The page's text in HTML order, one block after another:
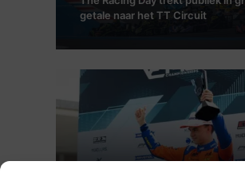
getale naar het TT Circuit